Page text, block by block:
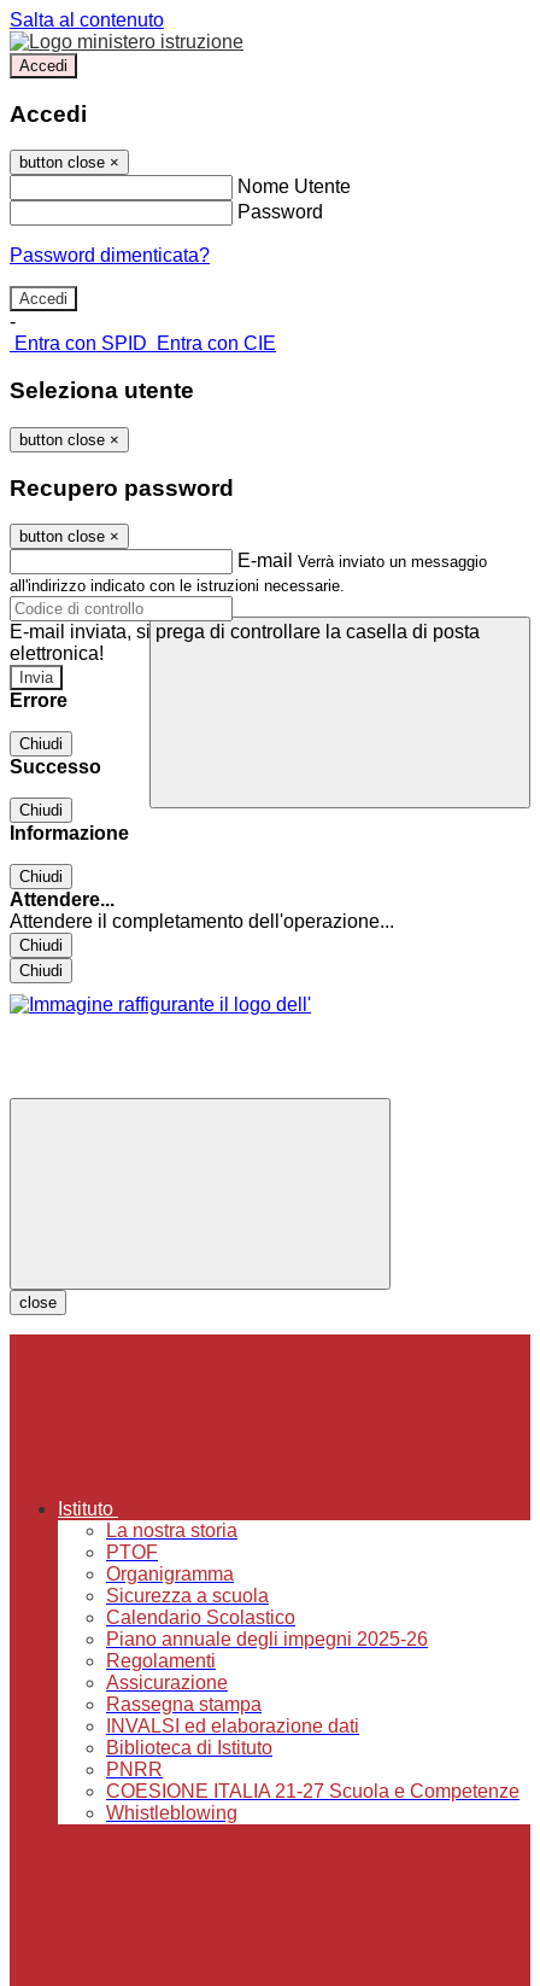
Salta al contenuto
Accedi
Accedi
button close ×
Nome Utente
Password
Password dimenticata?
-
Entra con SPID
Entra con CIE
Seleziona utente
button close ×
Recupero password
button close ×
E-mail Verrà inviato un messaggio
all'indirizzo indicato con le istruzioni necessarie.
E-mail inviata, si prega di controllare la casella di posta
elettronica!
Errore
Chiudi
Successo
Chiudi
Informazione
Chiudi
Attendere...
Attendere il completamento dell'operazione...
Chiudi
Chiudi
close
Istituto
La nostra storia
PTOF
Organigramma
Sicurezza a scuola
Calendario Scolastico
Piano annuale degli impegni 2025-26
Regolamenti
Assicurazione
Rassegna stampa
INVALSI ed elaborazione dati
Biblioteca di Istituto
PNRR
COESIONE ITALIA 21-27 Scuola e Competenze
Whistleblowing